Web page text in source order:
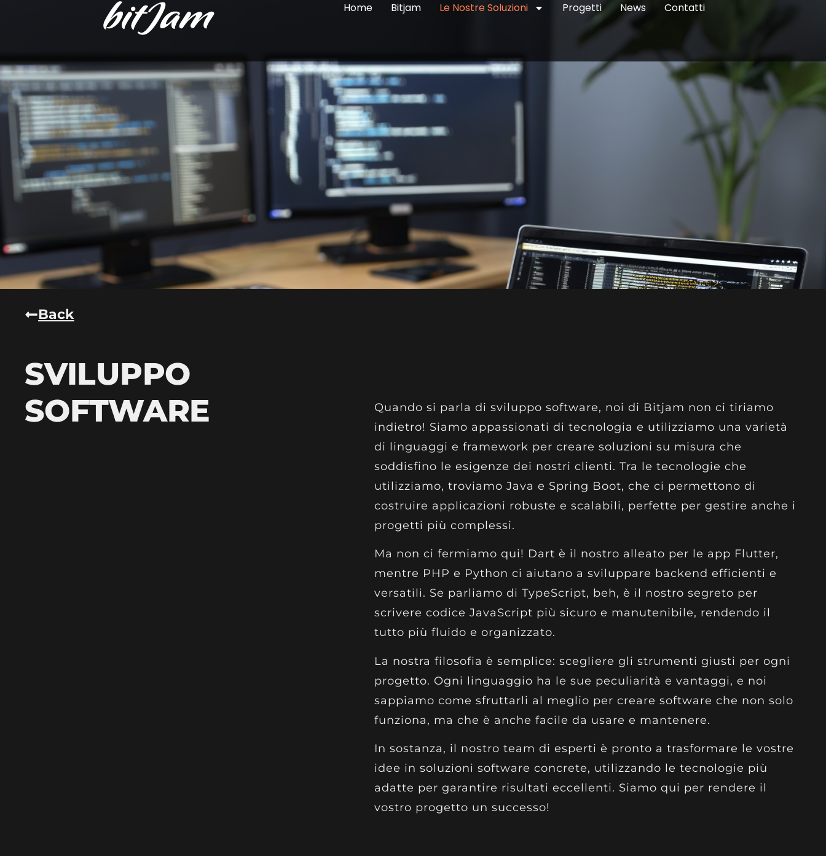
Home Bitjam Le Nostre Soluzioni Progetti News Contatti
Back
SVILUPPO
SOFTWARE
Quando si parla di sviluppo software, noi di Bitjam non ci tiriamo
indietro! Siamo appassionati di tecnologia e utilizziamo una varietà
di linguaggi e framework per creare soluzioni su misura che
soddisfino le esigenze dei nostri clienti. Tra le tecnologie che
utilizziamo, troviamo Java e Spring Boot, che ci permettono di
costruire applicazioni robuste e scalabili, perfette per gestire anche i
progetti più complessi.
Ma non ci fermiamo qui! Dart è il nostro alleato per le app Flutter,
mentre PHP e Python ci aiutano a sviluppare backend efficienti e
versatili. Se parliamo di TypeScript, beh, è il nostro segreto per
scrivere codice JavaScript più sicuro e manutenibile, rendendo il
tutto più fluido e organizzato.
La nostra filosofia è semplice: scegliere gli strumenti giusti per ogni
progetto. Ogni linguaggio ha le sue peculiarità e vantaggi, e noi
sappiamo come sfruttarli al meglio per creare software che non solo
funziona, ma che è anche facile da usare e mantenere.
In sostanza, il nostro team di esperti è pronto a trasformare le vostre
idee in soluzioni software concrete, utilizzando le tecnologie più
adatte per garantire risultati eccellenti. Siamo qui per rendere il
vostro progetto un successo!